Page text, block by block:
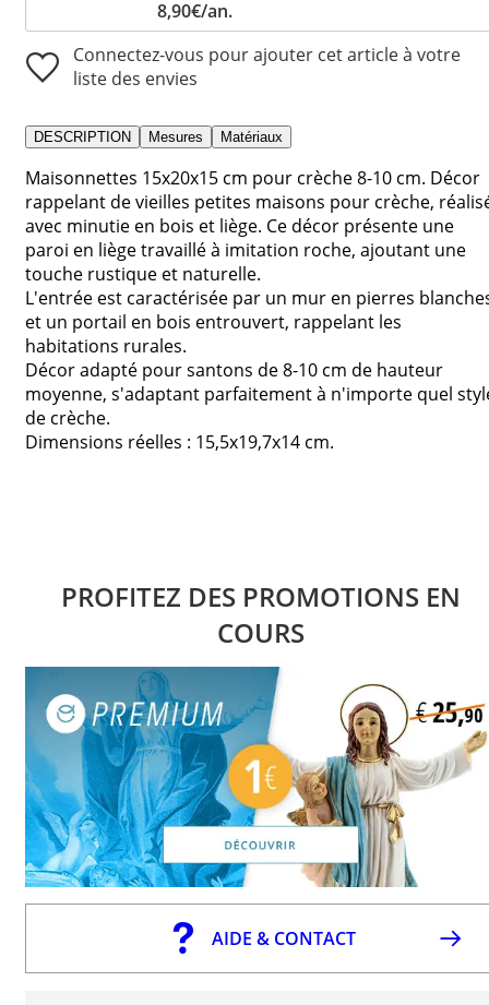
8,90€/an.
Connectez-vous pour ajouter cet article à votre
liste des envies
DESCRIPTION Mesures Matériaux
Maisonnettes 15x20x15 cm pour crèche 8-10 cm. Décor
rappelant de vieilles petites maisons pour crèche,
avec minutie en bois et liège. Ce décor présente une
paroi en liège travaillé à imitation roche, ajoutant une
touche rustique et naturelle.
L'entrée est caractérisée par un mur en pierres
et un portail en bois entrouvert, rappelant les
habitations rurales.
Décor adapté pour santons de 8-10 cm de hauteur
moyenne, s'adaptant parfaitement à n'importe quel
de crèche.
Dimensions réelles : 15,5x19,7x14 cm.
PROFITEZ DES PROMOTIONS EN
COURS
AIDE & CONTACT